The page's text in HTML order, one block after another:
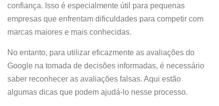
confiança. Isso é especialmente útil para pequenas
empresas que enfrentam dificuldades para competir com
marcas maiores e mais conhecidas.
No entanto, para utilizar eficazmente as avaliações do
Google na tomada de decisões informadas, é necessário
saber reconhecer as avaliações falsas. Aqui estão
algumas dicas que podem ajudá-lo nesse processo.